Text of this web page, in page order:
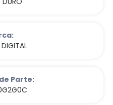
DIGITAL
Parte: